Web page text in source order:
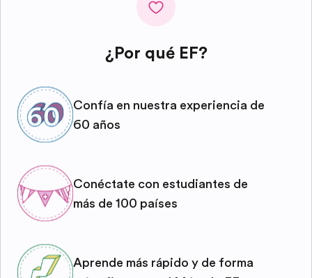
¿Por qué EF?
Confía en nuestra experiencia de
60 años
Conéctate con estudiantes de
más de 100 países
Aprende más rápido y de forma